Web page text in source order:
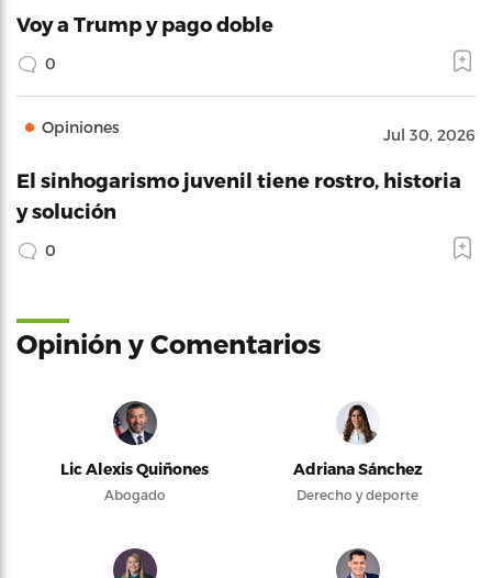
Voy a Trump y pago doble
0
Opiniones Jul 30, 2026
El sinhogarismo juvenil tiene rostro, historia
y solución
0
Opinión y Comentarios
Lic Alexis Quiñones
Abogado
Adriana Sánchez
Derecho y deporte